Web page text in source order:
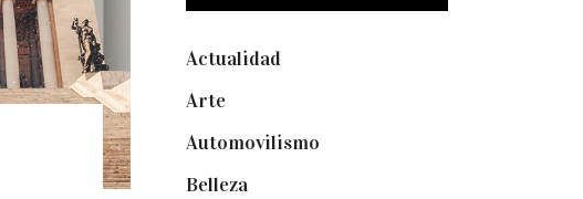
Actualidad
Arte(74)
Automovilismo
Belleza(32)